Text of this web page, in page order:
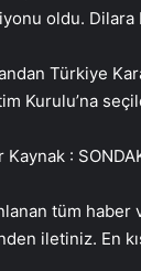
oldu.
Türkiye
Kurulu’na
Kaynak :
tüm
iletiniz. En